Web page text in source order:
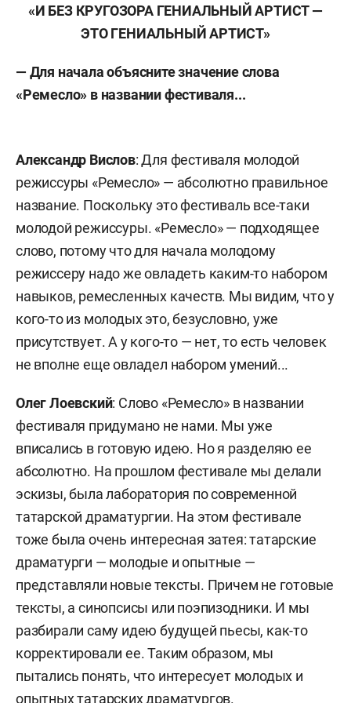
«И БЕЗ КРУГОЗОРА ГЕНИАЛЬНЫЙ АРТИСТ —
ЭТО ГЕНИАЛЬНЫЙ АРТИСТ»
— Для начала объясните значение слова
«Ремесло» в названии фестиваля...
Александр Вислов: Для фестиваля молодой
режиссуры «Ремесло» — абсолютно правильное
название. Поскольку это фестиваль все-таки
молодой режиссуры. «Ремесло» — подходящее
слово, потому что для начала молодому
режиссеру надо же овладеть каким-то набором
навыков, ремесленных качеств. Мы видим, что у
кого-то из молодых это, безусловно, уже
присутствует. А у кого-то — нет, то есть человек
не вполне еще овладел набором умений...
Олег Лоевский: Слово «Ремесло» в названии
фестиваля придумано не нами. Мы уже
вписались в готовую идею. Но я разделяю ее
абсолютно. На прошлом фестивале мы делали
эскизы, была лаборатория по современной
татарской драматургии. На этом фестивале
тоже была очень интересная затея: татарские
драматурги — молодые и опытные —
представляли новые тексты. Причем не готовые
тексты, а синопсисы или поэпизодники. И мы
разбирали саму идею будущей пьесы, как-то
корректировали ее. Таким образом, мы
пытались понять, что интересует молодых и
опытных татарских драматургов.